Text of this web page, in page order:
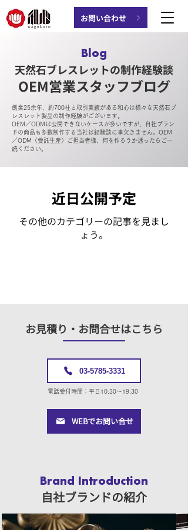
お問い合わせ
Blog
天然石ブレスレットの制作経験談
OEM営業スタッフブログ
創業25余年、約700社と取引実績がある和心は様々な天然石ブ
レスレット製品の制作経験がございます。
OEM／ODMは公開できないケースが多いですが、自社ブラン
ドの商品も多数制作する当社は経験談に事欠きません。OEM
／ODM（受託生産）ご担当者様、何を作ろうか迷ったらご一
読ください。
近日公開予定
その他のカテゴリーの記事を見まし
ょう。
​お見積り・お問合せはこちら
03-5785-3331
電話受付時間：平日10:30〜19:30
WEBでお問い合せ
Brand Introduction
​自社ブランドの紹介